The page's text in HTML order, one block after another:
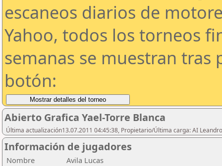
escaneos diarios de
Yahoo, todos los torneos
semanas se muestran tras
botón:
Abierto Grafica Yael-Torre Blanca
Última actualización13.07.2011 04:45:38, Propietario/Última carga: AI
Información de jugadores
Nombre
Avila Lucas